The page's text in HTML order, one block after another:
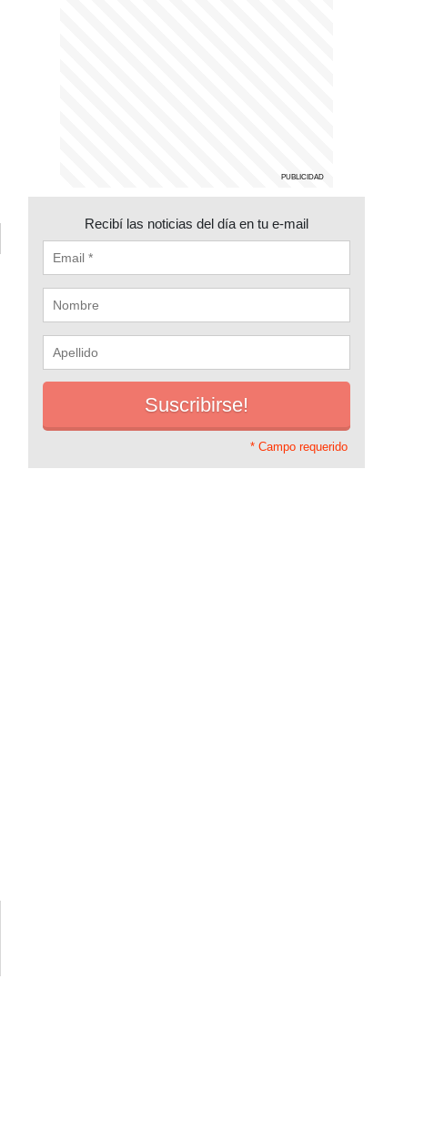
Recibí las noticias del día en tu e-mail
* Campo requerido